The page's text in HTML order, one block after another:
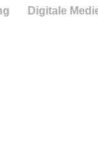
Digitale